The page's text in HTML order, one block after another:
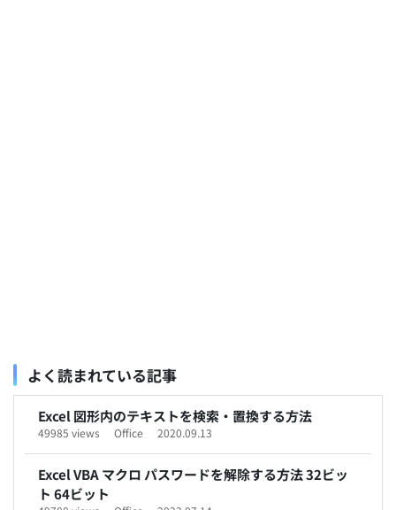
よく読まれている記事
Excel 図形内のテキストを検索・置換する方法
49985 views Office 2020.09.13
Excel VBA マクロ パスワードを解除する方法 32ビッ
ト 64ビット